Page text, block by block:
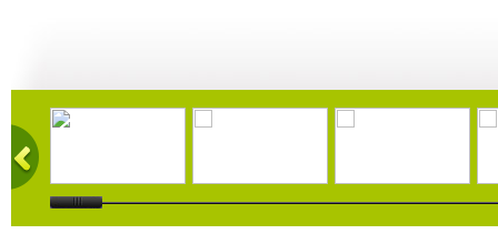
11:10 10:17 09:13